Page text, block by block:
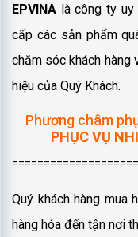
EPVINA là công ty uy
cấp các sản phẩm
chăm sóc khách hàng
hiệu của Quý Khách.
Phương châm
PHỤC VỤ
Quý khách hàng mua
hàng hóa đến tận nơi